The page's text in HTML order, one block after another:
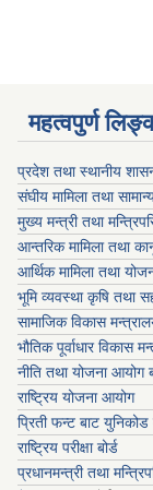
महत्वपुर्ण
प्रदेश तथा स्थानीय
संघीय मामिला तथा
मुख्य मन्त्री तथा
आन्तरिक मामिला तथा
आर्थिक मामिला तथा
भूमि व्यवस्था कृषि तथा
सामाजिक विकास
भौतिक पूर्वाधार विकास
नीति तथा योजना आयोग
राष्ट्रिय योजना आयोग
प्रिती फन्ट बाट युनिकोड
राष्ट्रिय परीक्षा बोर्ड
प्रधानमन्त्री तथा